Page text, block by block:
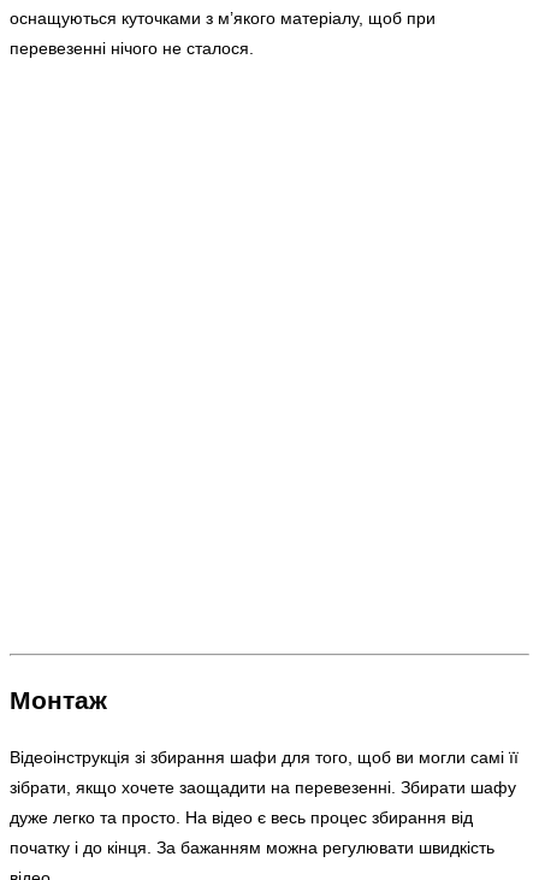
оснащуються куточками з м’якого матеріалу, щоб при
перевезенні нічого не сталося.
Монтаж
Відеоінструкція зі збирання шафи для того, щоб ви могли самі її
зібрати, якщо хочете заощадити на перевезенні. Збирати шафу
дуже легко та просто. На відео є весь процес збирання від
початку і до кінця. За бажанням можна регулювати швидкість